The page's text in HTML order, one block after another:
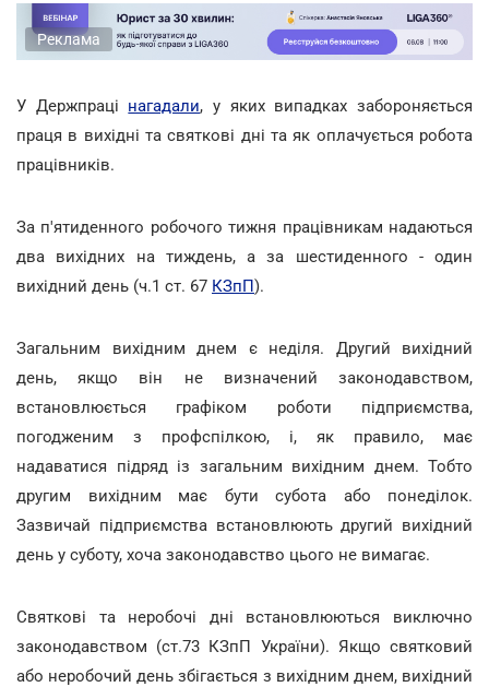
Реклама
У Держпраці нагадали, у яких випадках забороняється
праця в вихідні та святкові дні та як оплачується робота
працівників.
За п'ятиденного робочого тижня працівникам надаються
два вихідних на тиждень, а за шестиденного - один
вихідний день (ч.1 ст. 67 КЗпП).
Загальним вихідним днем є неділя. Другий вихідний
день, якщо він не визначений законодавством,
встановлюється графіком роботи підприємства,
погодженим з профспілкою, і, як правило, має
надаватися підряд із загальним вихідним днем. Тобто
другим вихідним має бути субота або понеділок.
Зазвичай підприємства встановлюють другий вихідний
день у суботу, хоча законодавство цього не вимагає.
Святкові та неробочі дні встановлюються виключно
законодавством (ст.73 КЗпП України). Якщо святковий
або неробочий день збігається з вихідним днем, вихідний